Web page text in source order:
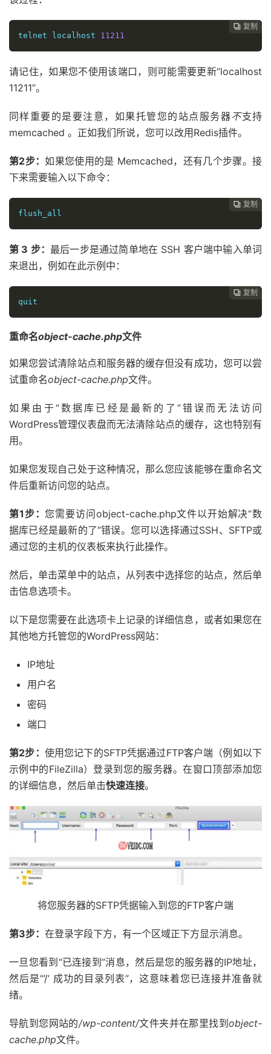
 复制
 复制
 复制
 复制
 复制
telnet localhost 11211
请记住，如果您不使用该端口，则可能需要更新“localhost
11211”。
同样重要的是要注意，如果托管您的站点服务器不支持
memcached 。正如我们所说，您可以改用Redis插件。
第2步：如果您使用的是 Memcached，还有几个步骤。接
下来需要输入以下命令：
 复制
 复制
 复制
 复制
flush_all
第 3 步： 最后一步是通过简单地在 SSH 客户端中输入单词
来退出，例如在此示例中：
 复制
 复制
 复制
quit
重命名object-cache.php文件
如果您尝试清除站点和服务器的缓存但没有成功，您可以尝
试重命名object-cache.php文件。
如果由于“数据库已经是最新的了”错误而无法访问
WordPress管理仪表盘而无法清除站点的缓存，这也特别有
用。
如果您发现自己处于这种情况，那么您应该能够在重命名文
件后重新访问您的站点。
第1步：您需要访问object-cache.php文件以开始解决“数
据库已经是最新的了”错误。您可以选择通过SSH、SFTP或
通过您的主机的仪表板来执行此操作。
然后，单击菜单中的站点，从列表中选择您的站点，然后单
击信息选项卡。
以下是您需要在此选项卡上记录的详细信息，或者如果您在
其他地方托管您的WordPress网站：
IP地址
用户名
密码
端口
第2步： 使用您记下的SFTP凭据通过FTP客户端（例如以下
示例中的FileZilla）登录到您的服务器。在窗口顶部添加您
的详细信息，然后单击快速连接。
将您服务器的SFTP凭据输入到您的FTP客户端
第3步： 在登录字段下方，有一个区域正下方显示消息。
一旦您看到“已连接到”消息，然后是您的服务器的IP地址，
然后是“’/’ 成功的目录列表”，这意味着您已连接并准备就
绪。
导航到您网站的/wp-content/文件夹并在那里找到object-
cache.php文件。